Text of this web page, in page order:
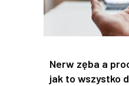
Nerw zęba a
jak to wszystko